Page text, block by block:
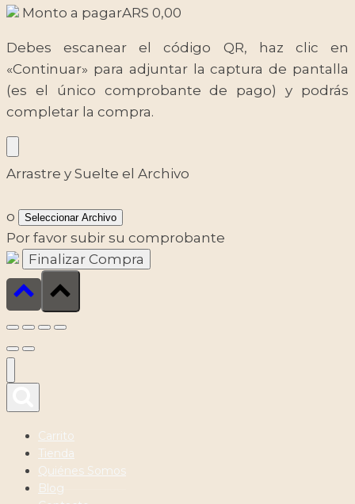
Monto a pagarARS 0,00
Debes escanear el código QR, haz clic en
«Continuar» para adjuntar la captura de pantalla
(es el único comprobante de pago) y podrás
completar la compra.
Arrastre y Suelte el Archivo
o Seleccionar Archivo
Por favor subir su comprobante
Carrito
Tienda
Quiénes Somos
Blog